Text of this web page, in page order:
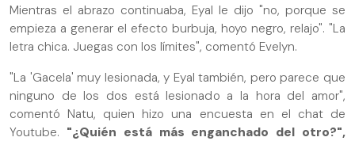
Mientras el abrazo continuaba, Eyal le dijo "no, porque se
empieza a generar el efecto burbuja, hoyo negro, relajo". "La
letra chica. Juegas con los límites", comentó Evelyn.
"La 'Gacela' muy lesionada, y Eyal también, pero parece que
ninguno de los dos está lesionado a la hora del amor",
comentó Natu, quien hizo una encuesta en el chat de
Youtube. "¿Quién está más enganchado del otro?",